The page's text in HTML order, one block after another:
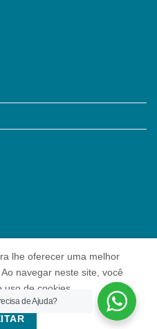
Privacidade
Contato
Educacional
de Ajuda?
lhe oferecer uma melhor
navegar neste site, você
de cookies.